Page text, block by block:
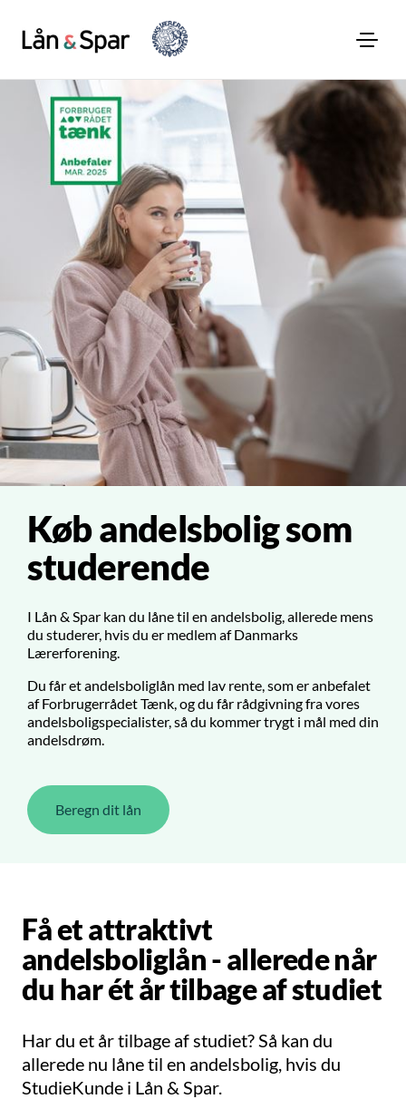
Køb andelsbolig som
studerende
I Lån & Spar kan du låne til en andelsbolig, allerede mens
du studerer, hvis du er medlem af Danmarks
Lærerforening.
Du får et andelsboliglån med lav rente, som er anbefalet
af Forbrugerrådet Tænk, og du får rådgivning fra vores
andelsboligspecialister, så du kommer trygt i mål med din
andelsdrøm.
Beregn dit lån
Få et attraktivt
andelsboliglån - allerede når
du har ét år tilbage af studiet
Har du et år tilbage af studiet? Så kan du
allerede nu låne til en andelsbolig, hvis du
StudieKunde i Lån & Spar.